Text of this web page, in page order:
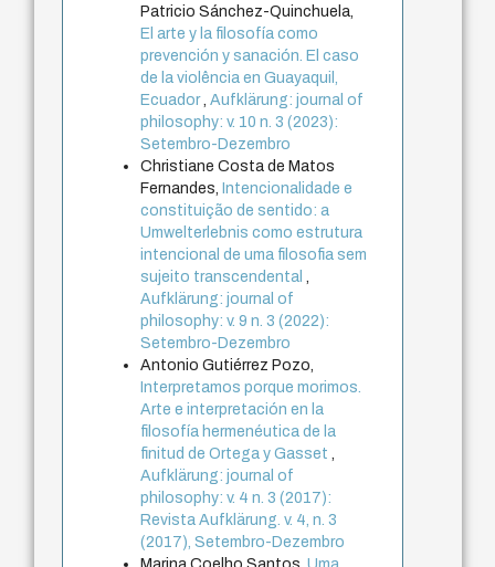
Patricio Sánchez-Quinchuela,
El arte y la filosofía como
prevención y sanación. El caso
de la violência en Guayaquil,
Ecuador,Aufklärung: journal of
philosophy: v. 10 n. 3 (2023):
Setembro-Dezembro
Christiane Costa de Matos
Fernandes, Intencionalidade e
constituição de sentido: a
Umwelterlebnis como estrutura
intencional de uma filosofia sem
sujeito transcendental,
Aufklärung: journal of
philosophy: v. 9 n. 3 (2022):
Setembro-Dezembro
Antonio Gutiérrez Pozo,
Interpretamos porque morimos.
Arte e interpretación en la
filosofía hermenéutica de la
finitud de Ortega y Gasset,
Aufklärung: journal of
philosophy: v. 4 n. 3 (2017):
Revista Aufklärung. v. 4, n. 3
(2017), Setembro-Dezembro